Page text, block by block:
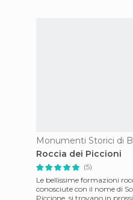
Monumenti Storici di
Roccia dei Piccioni
(5)
Le bellissime formazioni
conosciute con il nome di
Piccione, si trovano in